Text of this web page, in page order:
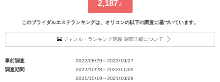
2,187 人
このブライダルエステランキングは、オリコンの以下の調査に基づいています。
ジャンル・ランキング定義 調査詳細について
事前調査
2022/08/29～2022/10/27
調査期間
2022/10/28～2022/11/09
2021/10/19～2021/10/29